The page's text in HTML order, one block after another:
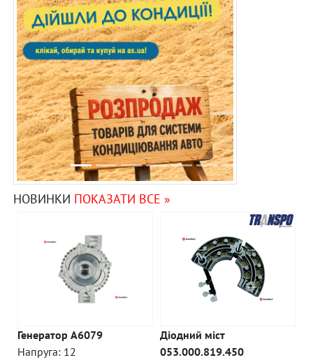
НОВИНКИ ПОКАЗАТИ ВСЕ »
Генератор A6079
Напруга: 12
Діодний міст
053.000.819.450